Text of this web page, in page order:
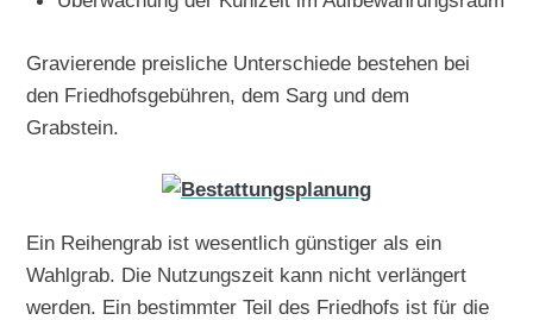
Gravierende preisliche Unterschiede bestehen bei
den Friedhofsgebühren, dem Sarg und dem
Grabstein.
Ein Reihengrab ist wesentlich günstiger als ein
Wahlgrab. Die Nutzungszeit kann nicht verlängert
werden. Ein bestimmter Teil des Friedhofs ist für die